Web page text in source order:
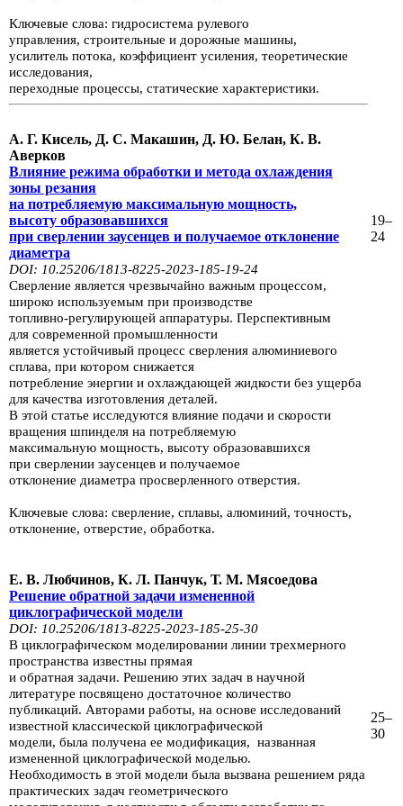
Ключевые слова: гидросистема рулевого
управления, строительные и дорож­ные машины,
усилитель потока, коэффициент усиления, теоретические
иссле­дования,
переходные процессы, статические характеристики.
А. Г. Кисель, Д. С. Макашин, Д. Ю. Белан, К. В.
Аверков
Влияние режима обработки и метода охлаждения
зоны резания
на потребляемую максимальную мощность,
высоту образовавшихся
при сверлении заусенцев и получаемое отклонение
диаметра
DOI: 10.25206/1813-8225-2023-185-19-24
Сверление является чрезвычайно важным процессом,
широко используемым при производстве
топливно-регулирующей аппаратуры. Перспективным
для современной промышленности
является устойчивый процесс сверления алю­миниевого
сплава, при котором снижается
потребление энергии и охлаждаю­щей жидкости без ущерба
для качества изготовления деталей.
В этой статье исследуются влияние подачи и скорости
вращения шпинделя на потребляе­мую
максимальную мощность, высоту образовавшихся
при сверлении заусен­цев и получаемое
отклонение диаметра просверленного отверстия.
Ключевые слова: сверление, сплавы, алюминий, точность,
отклонение, отвер­стие, обработка.
19–
24
Е. В. Любчинов, К. Л. Панчук, Т. М. Мясоедова
Решение обратной задачи измененной
циклографической модели
DOI: 10.25206/1813-8225-2023-185-25-30
В циклографическом моделировании линии трехмерного
пространства из­вестны прямая
и обратная задачи. Решению этих задач в научной
литературе посвящено достаточное количество
публикаций. Авторами работы, на основе исследований
известной классической циклографической
модели, была по­лучена ее модификация, названная
измененной циклографической моделью.
Необходимость в этой модели была вызвана решением ряда
практических задач геометрического
25–
30